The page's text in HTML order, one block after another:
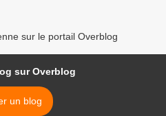
sur le portail Overblog
sur Overblog
un blog